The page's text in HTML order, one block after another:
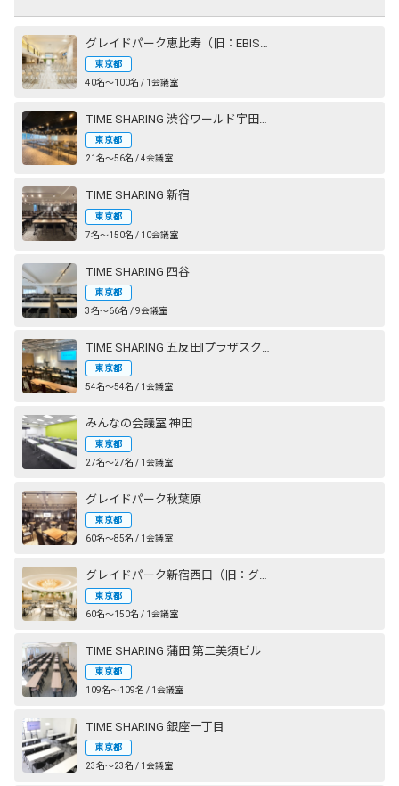
グレイドパーク恵比寿（旧：EBISU SHOW ROOM［エビスショールーム］）
東京都
40名〜100名 / 1会議室
TIME SHARING 渋谷ワールド宇田川ビル
東京都
21名〜56名 / 4会議室
TIME SHARING 新宿
東京都
7名〜150名 / 10会議室
TIME SHARING 四谷
東京都
3名〜66名 / 9会議室
東京都
54名〜54名 / 1会議室
みんなの会議室 神田
東京都
27名〜27名 / 1会議室
グレイドパーク秋葉原
東京都
60名〜85名 / 1会議室
東京都
60名〜150名 / 1会議室
TIME SHARING 蒲田 第二美須ビル
東京都
109名〜109名 / 1会議室
TIME SHARING 銀座一丁目
東京都
23名〜23名 / 1会議室